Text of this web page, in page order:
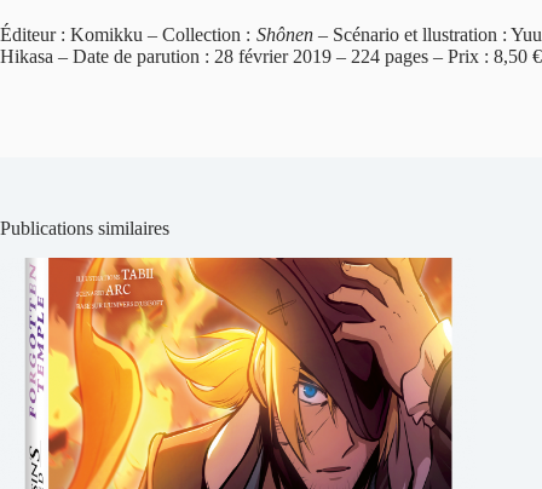
Éditeur : Komikku – Collection : Shônen– Scénario et llustration : Yuu
Hikasa – Date de parution : 28 février 2019 – 224 pages – Prix : 8,50 €
Publications similaires